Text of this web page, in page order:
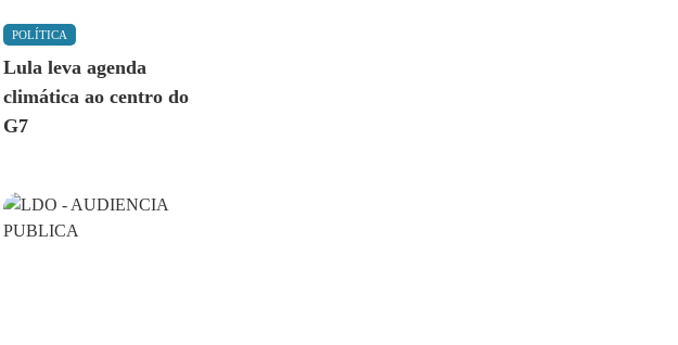
POLÍTICA
Lula leva agenda
climática ao centro do
G7